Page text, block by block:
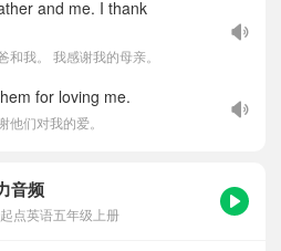
and me. I thank
我。 我感谢我的母亲。
for loving me.
们对我的爱。
音频
点英语五年级上册